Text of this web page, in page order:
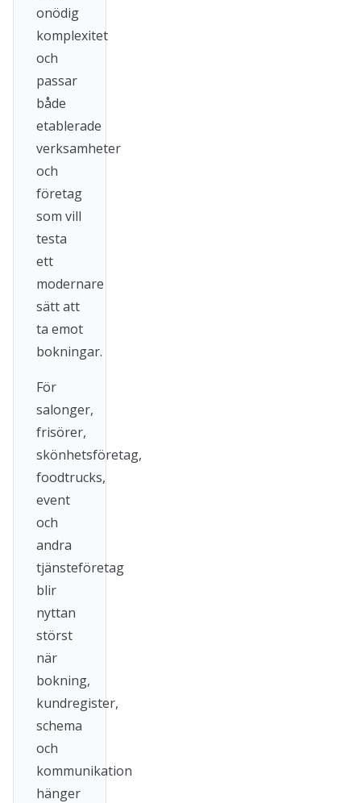
onödig
komplexitet
och
passar
både
etablerade
verksamheter
och
företag
som vill
testa
ett
modernare
sätt att
ta emot
bokningar.
För
salonger,
frisörer,
skönhetsföretag,
foodtrucks,
event
och
andra
tjänsteföretag
blir
nyttan
störst
när
bokning,
kundregister,
schema
och
kommunikation
hänger